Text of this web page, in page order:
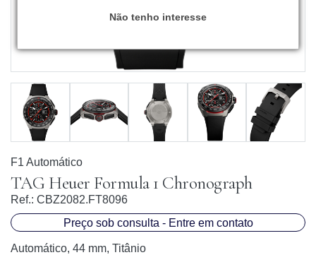
Não tenho interesse
F1 Automático
TAG Heuer Formula 1 Chronograph
Ref.: CBZ2082.FT8096
Preço sob consulta - Entre em contato
Automático, 44 mm, Titânio